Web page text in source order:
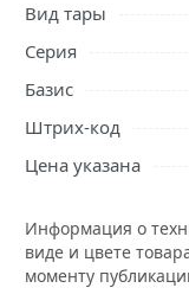
Вид тары
Серия
Базис
Штрих-код
Цена указана
Информация о
виде и цвете
моменту